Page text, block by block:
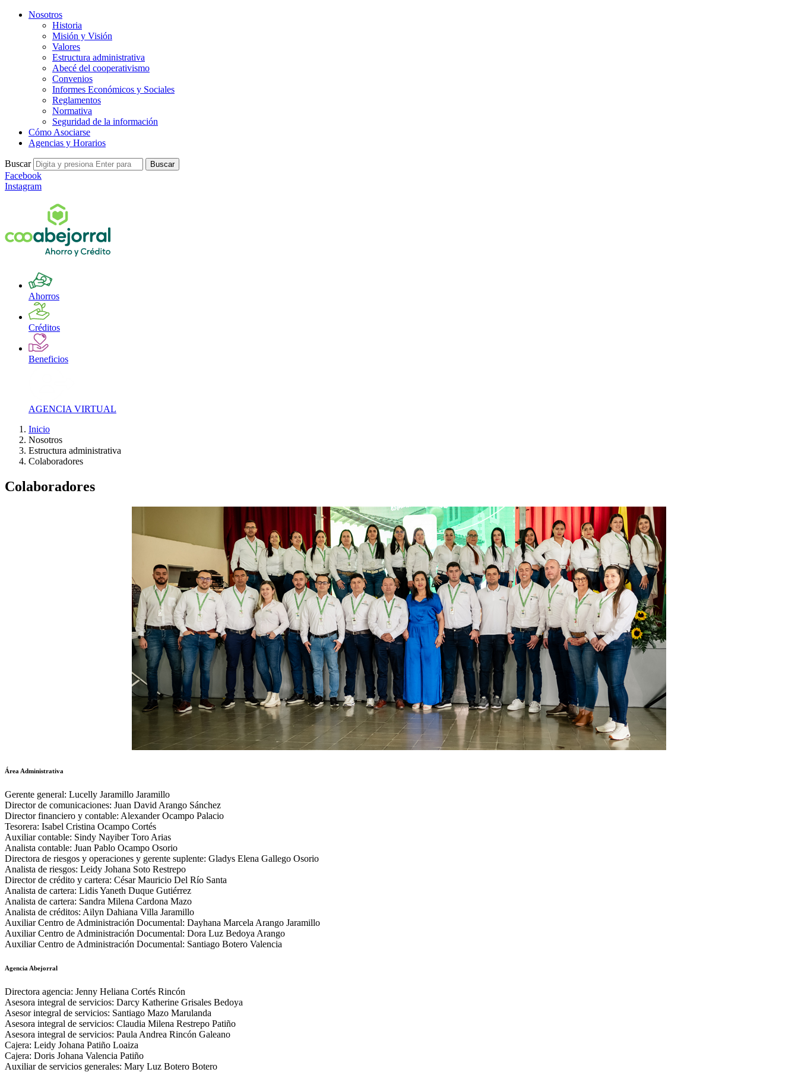
Nosotros
Historia
Misión y Visión
Valores
Estructura administrativa
Abecé del cooperativismo
Convenios
Informes Económicos y Sociales
Reglamentos
Normativa
Seguridad de la información
Cómo Asociarse
Agencias y Horarios
Buscar Buscar
Facebook
Instagram
Ahorros
Créditos
Beneficios
AGENCIA VIRTUAL
Inicio
Nosotros
Estructura administrativa
Colaboradores
Colaboradores
Área Administrativa
Gerente general: Lucelly Jaramillo Jaramillo
Director de comunicaciones: Juan David Arango Sánchez
Director financiero y contable: Alexander Ocampo Palacio
Tesorera: Isabel Cristina Ocampo Cortés
Auxiliar contable: Sindy Nayiber Toro Arias
Analista contable: Juan Pablo Ocampo Osorio
Directora de riesgos y operaciones y gerente suplente: Gladys Elena Gallego Osorio
Analista de riesgos: Leidy Johana Soto Restrepo
Director de crédito y cartera: César Mauricio Del Río Santa
Analista de cartera: Lidis Yaneth Duque Gutiérrez
Analista de cartera: Sandra Milena Cardona Mazo
Analista de créditos: Ailyn Dahiana Villa Jaramillo
Auxiliar Centro de Administración Documental: Dayhana Marcela Arango Jaramillo
Auxiliar Centro de Administración Documental: Dora Luz Bedoya Arango
Auxiliar Centro de Administración Documental: Santiago Botero Valencia
Agencia Abejorral
Directora agencia: Jenny Heliana Cortés Rincón
Asesora integral de servicios: Darcy Katherine Grisales Bedoya
Asesor integral de servicios: Santiago Mazo Marulanda
Asesora integral de servicios: Claudia Milena Restrepo Patiño
Asesora integral de servicios: Paula Andrea Rincón Galeano
Cajera: Leidy Johana Patiño Loaiza
Cajera: Doris Johana Valencia Patiño
Auxiliar de servicios generales: Mary Luz Botero Botero